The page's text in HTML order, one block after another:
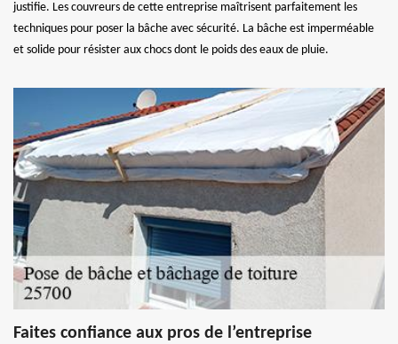
justifie. Les couvreurs de cette entreprise maîtrisent parfaitement les
techniques pour poser la bâche avec sécurité. La bâche est imperméable
et solide pour résister aux chocs dont le poids des eaux de pluie.
Faites confiance aux pros de l’entreprise